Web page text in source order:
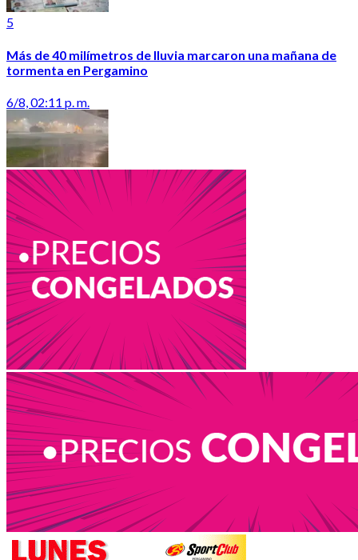
5
Más de 40 milímetros de lluvia marcaron una mañana de
tormenta en Pergamino
6/8, 02:11 p. m.